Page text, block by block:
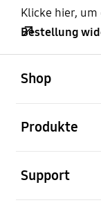
Klicke hier,
Bestellung
Shop
Produkte
Support